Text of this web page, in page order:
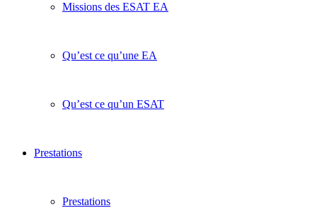
Missions des ESAT EA
Qu’est ce qu’une EA
Qu’est ce qu’un ESAT
Prestations
Prestations